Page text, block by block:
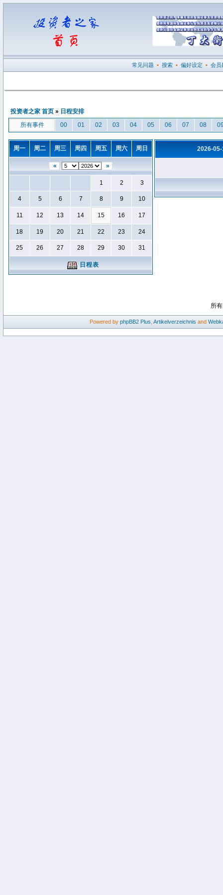
常见问题 • 搜索 • 偏好设定 • 会员
投资者之家 首页 » 日程安排
所有事件
00 01 02 03 04 05 06 07 08
周一 周二 周三 周四 周五 周六 周日
« »
1 2 3
4 5 6 7 8 9 10
11 12 13 14 15 16 17
18 19 20 21 22 23 24
25 26 27 28 29 30 31
日程表
2026-
所
Powered by phpBB2 Plus Artikelverzeichnis and